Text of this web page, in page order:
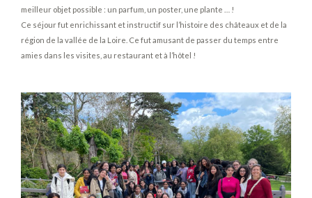
meilleur objet possible : un parfum, un poster, une plante … !
Ce séjour fut enrichissant et instructif sur l’histoire des châteaux et de la
région de la vallée de la Loire. Ce fut amusant de passer du temps entre
amies dans les visites, au restaurant et à l’hôtel !